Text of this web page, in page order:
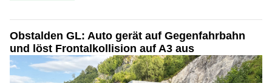
Obstalden GL: Auto gerät auf Gegenfahrbahn
und löst Frontalkollision auf A3 aus